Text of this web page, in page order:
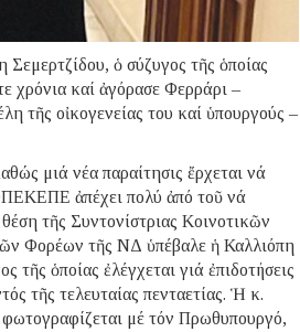
ὁ σύζυγος τῆς ὁποίας
χρόνια καί ἀγόρασε Φερράρι –
τῆς οἰκογενείας του καί ὑπουργούς –
μιά νέα παραίτησις ἔρχεται νά
ΟΠΕΚΕΠΕ ἀπέχει πολύ ἀπό τοῦ νά
τῆς Συντονίστριας Κοινοτικῶν
Φορέων τῆς ΝΔ ὑπέβαλε ἡ Καλλιόπη
ὁποίας ἐλέγχεται γιά ἐπιδοτήσεις
τῆς τελευταίας πενταετίας. Ἡ κ.
μέ τόν Πρωθυπουργό,